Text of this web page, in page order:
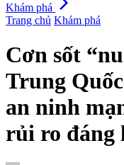
Khám phá
Trang chủ Khám phá
Cơn sốt
Trung
an ninh
rủi ro đáng